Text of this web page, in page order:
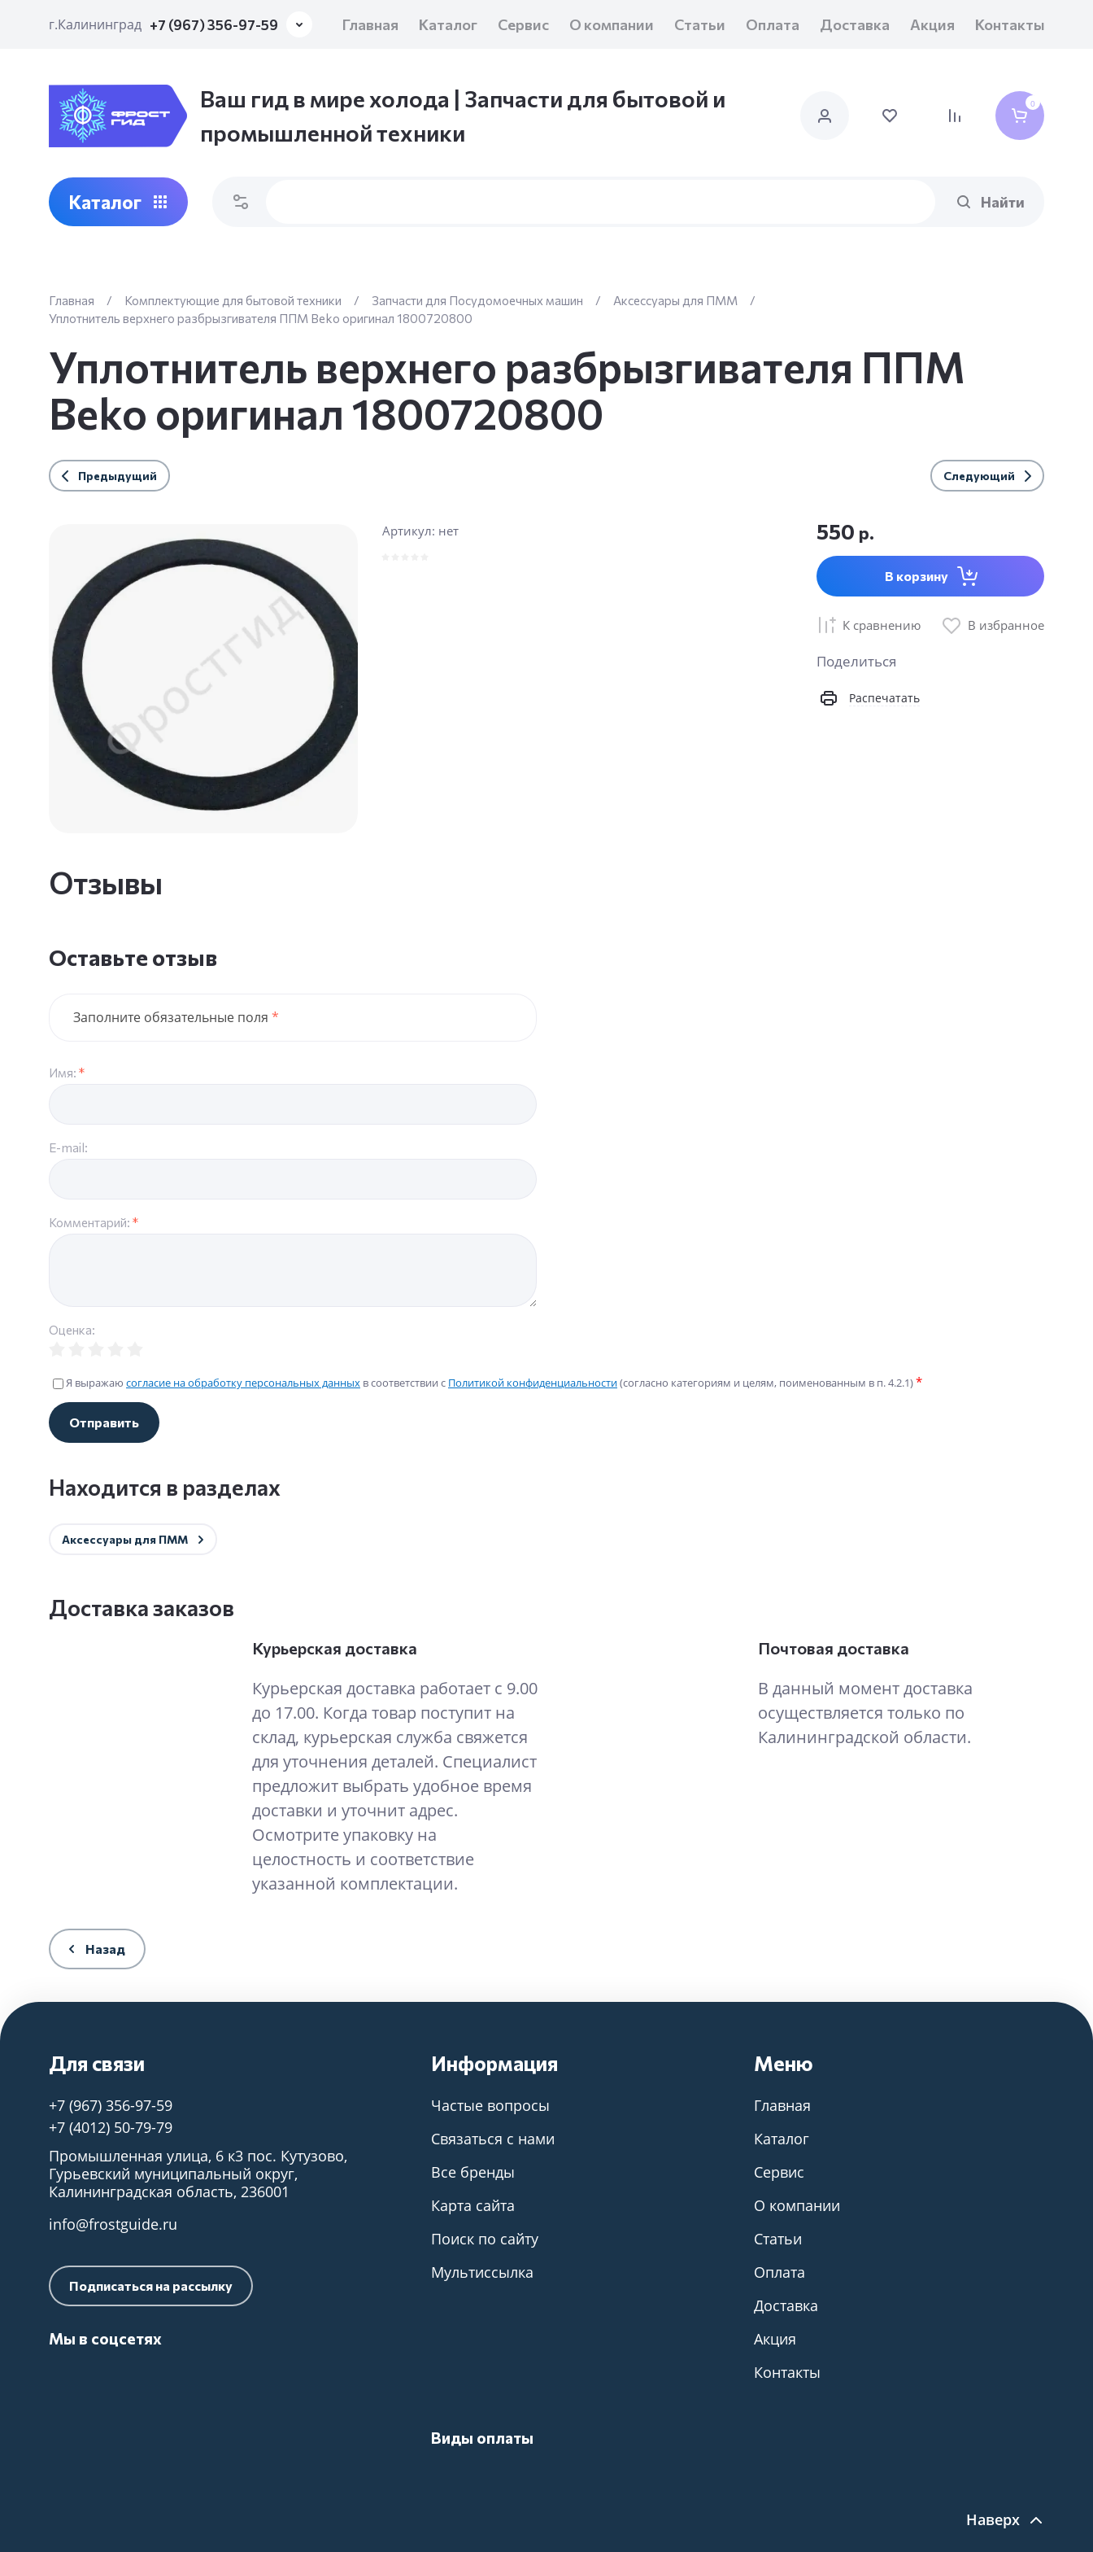
г.Калининград +7 (967) 356-97-59 Главная Каталог Сервис О компании Статьи Оплата Доставка Акция Контакты
Ваш гид в мире холода | Запчасти для бытовой и
промышленной техники
0
Каталог Найти
Главная / Комплектующие для бытовой техники / Запчасти для Посудомоечных машин / Аксессуары для ПММ
/
Уплотнитель верхнего разбрызгивателя ППМ Beko оригинал 1800720800
Уплотнитель верхнего разбрызгивателя ППМ
Beko оригинал 1800720800
Предыдущий Следующий
Артикул: нет 550 р.
В корзину
К сравнению В избранное
Поделиться
Распечатать
Отзывы
Оставьте отзыв
Заполните обязательные поля *
Имя: *
E-mail:
Комментарий: *
Оценка:
Я выражаю согласие на обработку персональных данных в соответствии с Политикой конфиденциальности(согласно категориям и целям, поименованным в п. 4.2.1)*
Отправить
Находится в разделах
Аксессуары для ПММ
Доставка заказов
Курьерская доставка
Курьерская доставка работает с 9.00
до 17.00. Когда товар поступит на
склад, курьерская служба свяжется
для уточнения деталей. Специалист
предложит выбрать удобное время
доставки и уточнит адрес.
Осмотрите упаковку на
целостность и соответствие
указанной комплектации.
Почтовая доставка
В данный момент доставка
осуществляется только по
Калининградской области.
Назад
Для связи
+7 (967) 356-97-59
+7 (4012) 50-79-79
Промышленная улица, 6 к3 пос. Кутузово,
Гурьевский муниципальный округ,
Калининградская область, 236001
info@frostguide.ru
Подписаться на рассылку
Мы в соцсетях
Информация
Частые вопросы
Связаться с нами
Все бренды
Карта сайта
Поиск по сайту
Мультиссылка
Меню
Главная
Каталог
Сервис
О компании
Статьи
Оплата
Доставка
Акция
Контакты
Виды оплаты
Наверх